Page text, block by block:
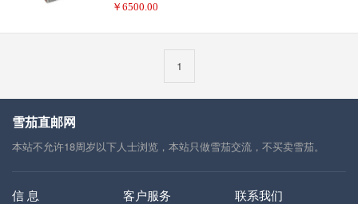
￥ 6500.00
1
雪茄直邮网
本站不允许18周岁以下人士浏览，本站只做雪茄交流，不买卖雪茄。
信 息 客户服务 联系我们